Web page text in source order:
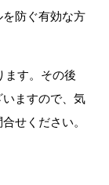
防ぐ有効な方
ます。その後
ますので、気
せください。